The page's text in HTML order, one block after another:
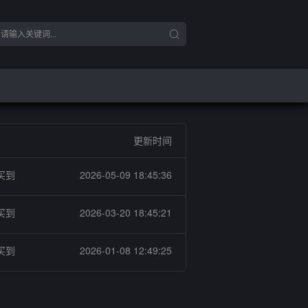
更新时间
到 2026-05-09 18:45:36
到 2026-03-20 18:45:21
到 2026-01-08 12:49:25